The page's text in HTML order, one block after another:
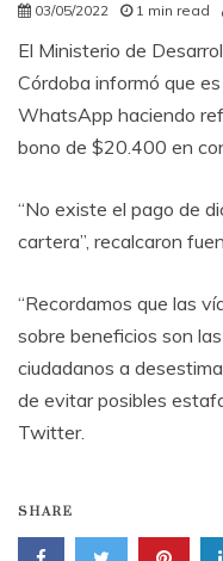
03/05/2022 1 min read
El Ministerio de
Córdoba informó que
WhatsApp haciendo
bono de $20.400 en
“No existe el pago de
cartera”, recalcaron
“Recordamos que las
sobre beneficios son
ciudadanos a
de evitar posibles
Twitter.
SHARE